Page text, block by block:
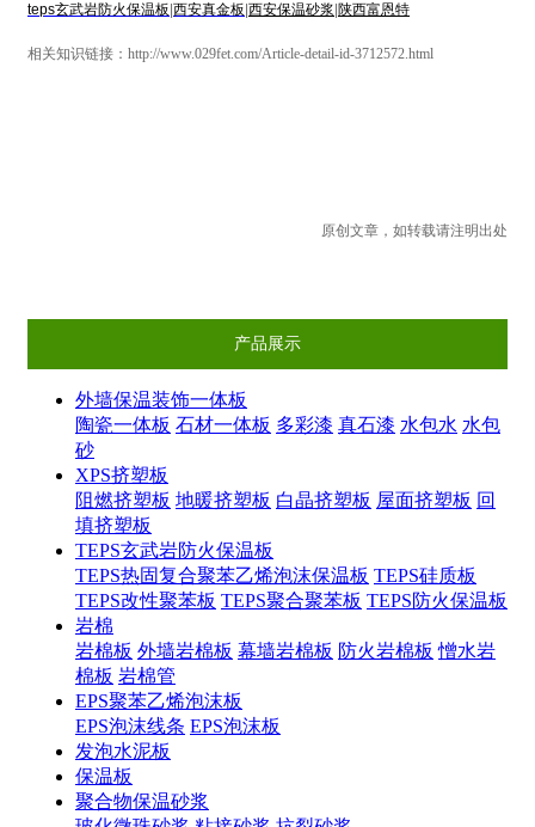
teps玄武岩防火保温板 西安真金板 西安保温砂浆 陕西富恩特
相关知识链接：http://www.029fet.com/Article-detail-id-3712572.html
原创文章，如转载请注明出处
产品展示
外墙保温装饰一体板
陶瓷一体板 石材一体板 多彩漆 真石漆 水包水 水包
砂
XPS挤塑板
阻燃挤塑板 地暖挤塑板 白晶挤塑板 屋面挤塑板 回
填挤塑板
TEPS玄武岩防火保温板
TEPS热固复合聚苯乙烯泡沫保温板 TEPS硅质板
TEPS改性聚苯板 TEPS聚合聚苯板 TEPS防火保温板
岩棉
岩棉板 外墙岩棉板 幕墙岩棉板 防火岩棉板 憎水岩
棉板 岩棉管
EPS聚苯乙烯泡沫板
EPS泡沫线条 EPS泡沫板
发泡水泥板
保温板
聚合物保温砂浆